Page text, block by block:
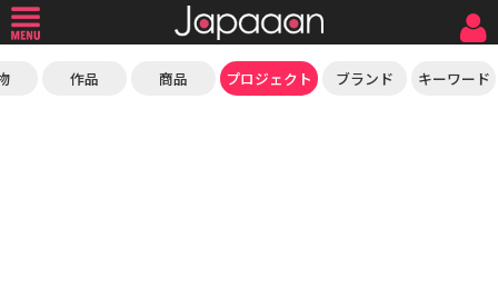
作品 商品 プロジェクト ブランド キーワード